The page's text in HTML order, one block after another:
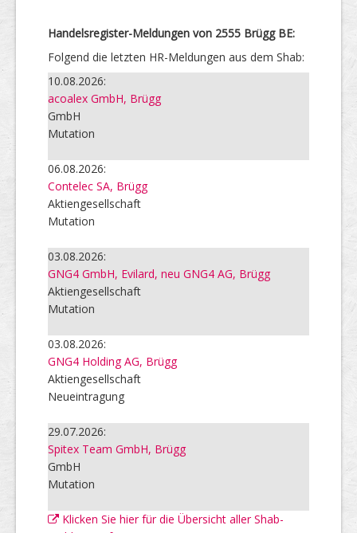
Handelsregister-Meldungen von 2555 Brügg BE:
Folgend die letzten HR-Meldungen aus dem Shab:
10.08.2026:
acoalex GmbH, Brügg
GmbH
Mutation
06.08.2026:
Contelec SA, Brügg
Aktiengesellschaft
Mutation
03.08.2026:
GNG4 GmbH, Evilard, neu GNG4 AG, Brügg
Aktiengesellschaft
Mutation
03.08.2026:
GNG4 Holding AG, Brügg
Aktiengesellschaft
Neueintragung
29.07.2026:
Spitex Team GmbH, Brügg
GmbH
Mutation
Klicken Sie hier für die Übersicht aller Shab-